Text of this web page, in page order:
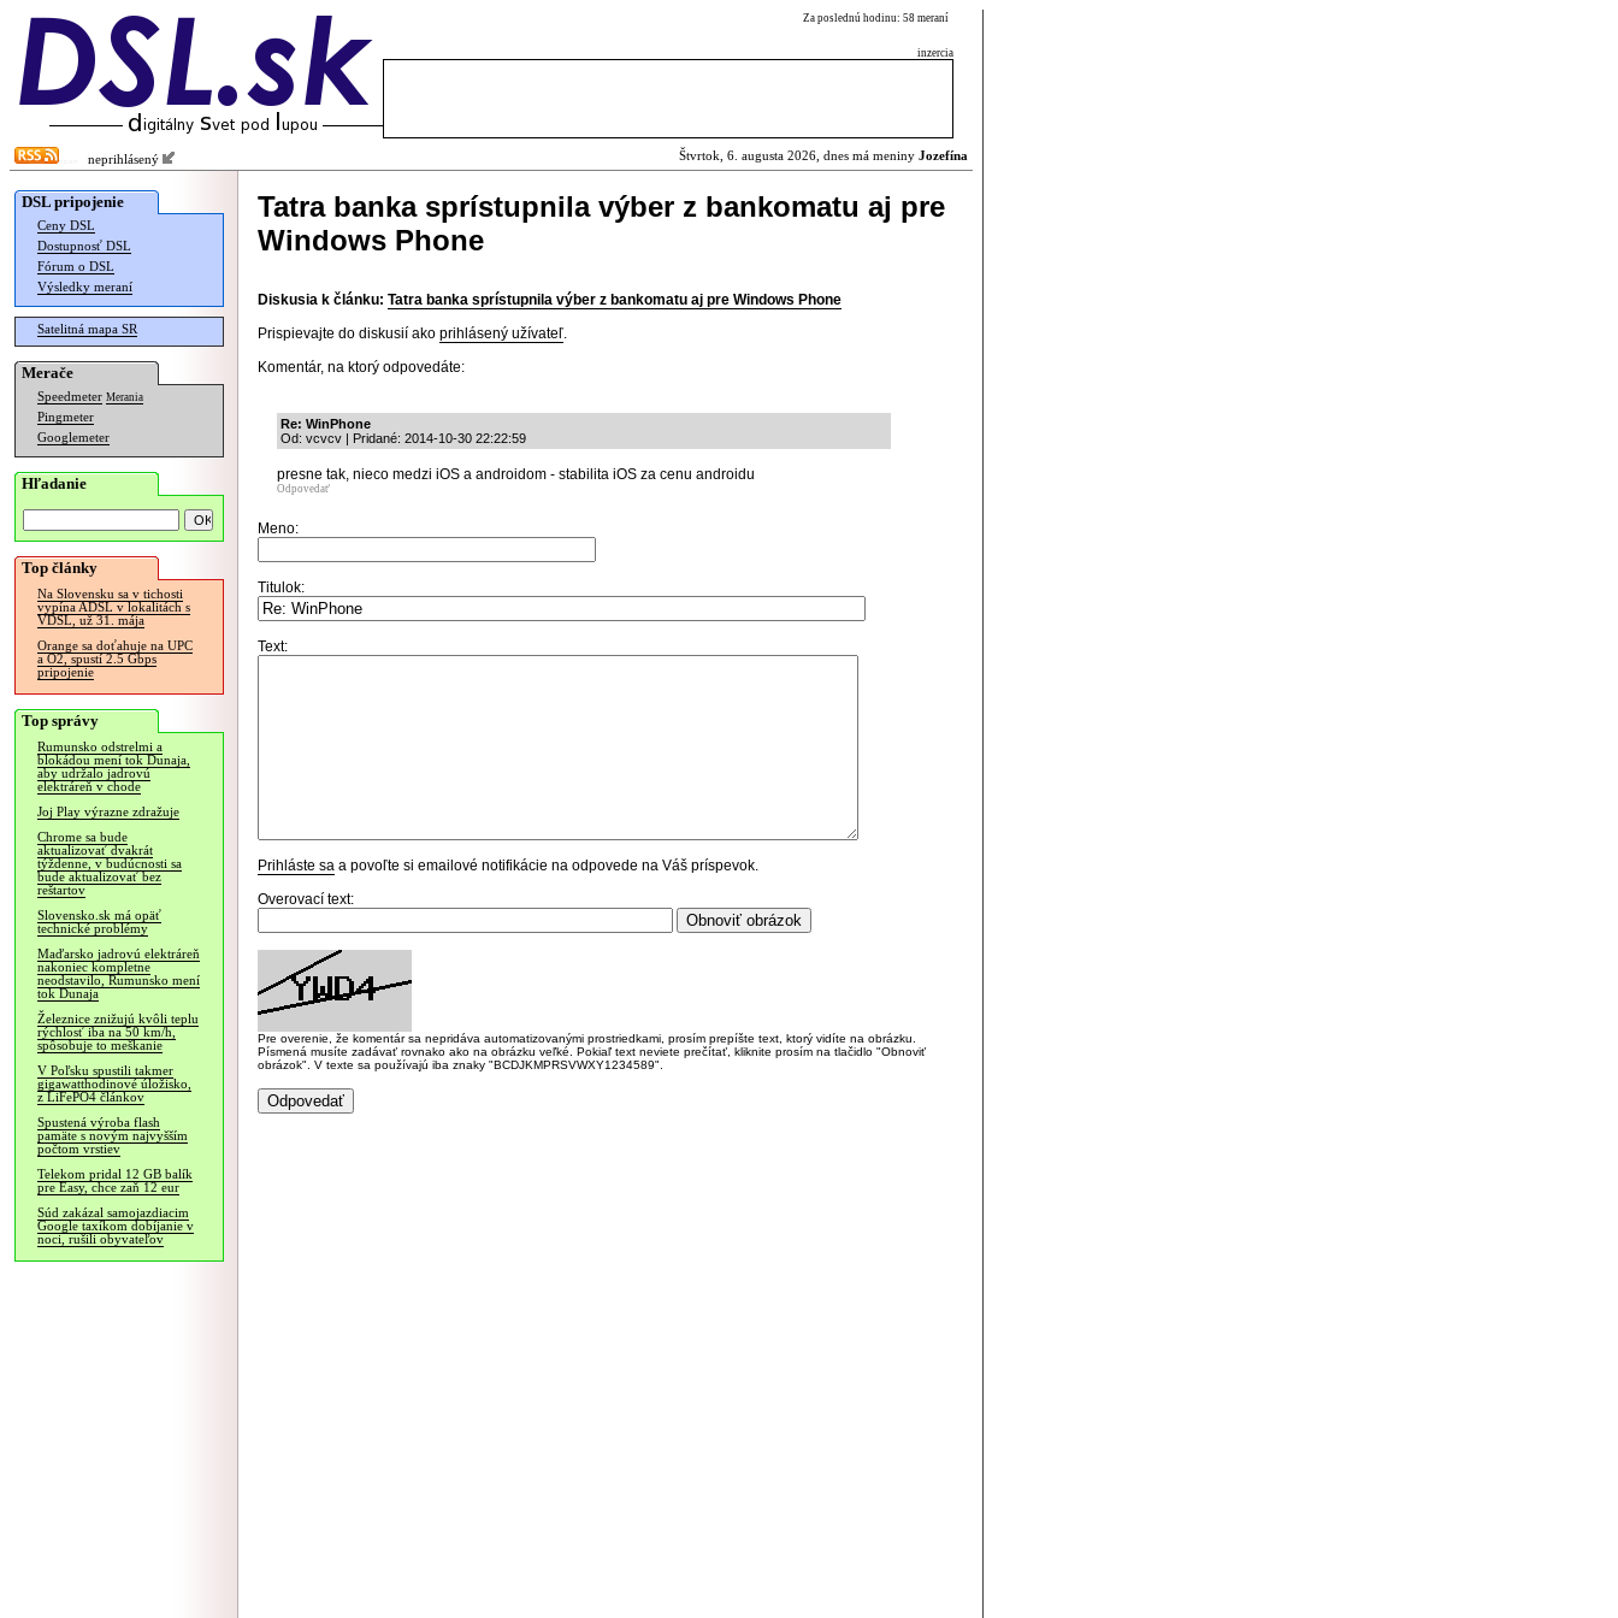
Za poslednú hodinu: 58 meraní
inzercia
neprihlásený Štvrtok, 6. augusta 2026, dnes má meniny Jozefína
DSL pripojenie
Ceny DSL
Dostupnosť DSL
Fórum o DSL
Výsledky meraní
Satelitná mapa SR
Merače
Speedmeter Merania
Pingmeter
Googlemeter
Hľadanie
Top články
Na Slovensku sa v tichosti
vypína ADSL v lokalitách s
VDSL, už 31. mája
Orange sa doťahuje na UPC
a O2, spustí 2.5 Gbps
pripojenie
Top správy
Rumunsko odstrelmi a
blokádou mení tok Dunaja,
aby udržalo jadrovú
elektráreň v chode
Joj Play výrazne zdražuje
Chrome sa bude
aktualizovať dvakrát
týždenne, v budúcnosti sa
bude aktualizovať bez
reštartov
Slovensko.sk má opäť
technické problémy
Maďarsko jadrovú elektráreň
nakoniec kompletne
neodstavilo, Rumunsko mení
tok Dunaja
Železnice znižujú kvôli teplu
rýchlosť iba na 50 km/h,
spôsobuje to meškanie
V Poľsku spustili takmer
gigawatthodinové úložisko,
z LiFePO4 článkov
Spustená výroba flash
pamäte s novým najvyšším
počtom vrstiev
Telekom pridal 12 GB balík
pre Easy, chce zaň 12 eur
Súd zakázal samojazdiacim
Google taxíkom dobíjanie v
noci, rušili obyvateľov
Tatra banka sprístupnila výber z bankomatu aj pre
Windows Phone
Diskusia k článku: Tatra banka sprístupnila výber z bankomatu aj pre Windows Phone
Prispievajte do diskusií ako prihlásený užívateľ.
Komentár, na ktorý odpovedáte:
Re: WinPhone
Od: vcvcv | Pridané: 2014-10-30 22:22:59
presne tak, nieco medzi iOS a androidom - stabilita iOS za cenu androidu
Odpovedať
Meno:
Titulok:
Text:
Prihláste sa a povoľte si emailové notifikácie na odpovede na Váš príspevok.
Overovací text:
Pre overenie, že komentár sa nepridáva automatizovanými prostriedkami, prosím prepíšte text, ktorý vidíte na obrázku.
Písmená musíte zadávať rovnako ako na obrázku veľké. Pokiaľ text neviete prečítať, kliknite prosím na tlačidlo "Obnoviť
obrázok". V texte sa používajú iba znaky "BCDJKMPRSVWXY1234589".